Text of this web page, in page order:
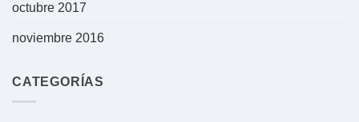
octubre 2017
noviembre 2016
CATEGORÍAS